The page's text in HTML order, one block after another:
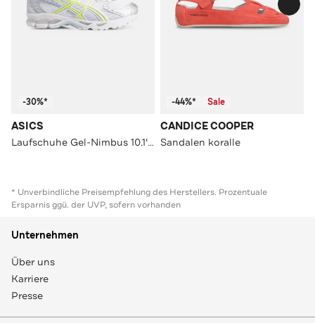
-30%*
ASICS
Laufschuhe Gel-Nimbus 10.1' zweifarbig
-44%* Sale
CANDICE COOPER
Sandalen koralle
* Unverbindliche Preisempfehlung des Herstellers. Prozentuale
Ersparnis ggü. der UVP, sofern vorhanden
Unternehmen
Über uns
Karriere
Presse